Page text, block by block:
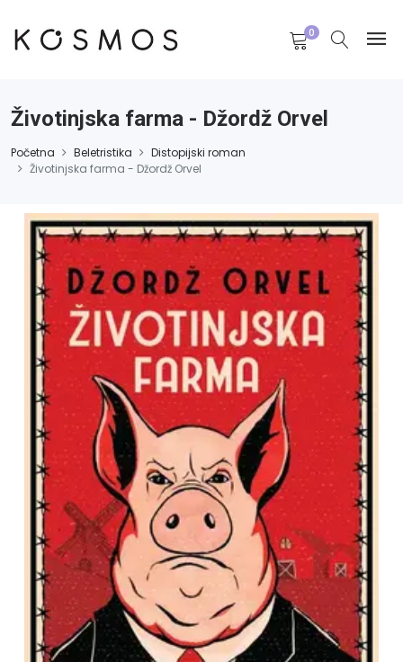
0
Životinjska farma - Džordž Orvel
Početna Beletristika
Distopijski roman
Životinjska farma - Džordž Orvel